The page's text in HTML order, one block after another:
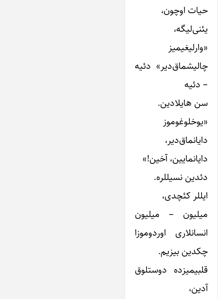
حیات اوچون،
یئنی‌لیگه،
«وارلیغیمیز
چالیشماق‌دیر» دئیه
– دئیه
سن هایلادین.
«یوخلوغوموز
دایانماق‌دیر،
دایانمایین، آخین!»
دئدین نسیللره.
ایللر کئچدی،
میلیون – میلیون
انسانلاری اوردوموزا
چکدین بیزیم.
قلبیمیزده دوستلوق
آدین،